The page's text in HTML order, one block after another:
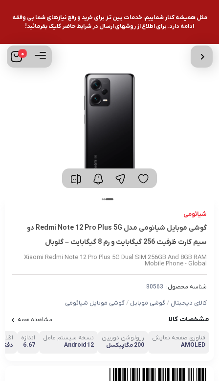
مثل همیشه کنار شماییم، خدمات پین تـز برای خرید و رفع نیازهای شما بی وقفه
ادامه دارد. برای اطلاع از روشهای ارسال در شرایط حاضر کلیک بفرمائید!
0
شیائومی
گوشی موبایل شیائومی مدل Redmi Note 12 Pro Plus 5G دو
سیم کارت ظرفیت 256 گیگابایت و رم 8 گیگابایت – گلوبال
Xiaomi Redmi Note 12 Pro Plus 5G Dual SIM 256GB And 8GB RAM
Mobile Phone - Global
شناسه محصول: 80563
کالای دیجیتال /گوشی موبایل /گوشی موبایل شیائومی
مشخصات کالا مشاهده همه
فناوری صفحه‌ نمایش
AMOLED
رزولوشن دوربین
200 مگاپیکسل
نسخه سیستم عامل
Android 12
اندازه
6.67